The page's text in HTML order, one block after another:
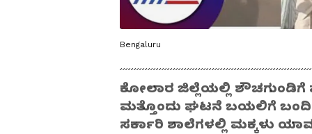
Bengaluru
ಕೋಲಾರ ಜಿಲ್ಲೆಯಲ್ಲಿ ಶೌಚಗುಂಡಿಗೆ
ಮತ್ತೊಂದು ಘಟನೆ ಬಯಲಿಗೆ
ಸರ್ಕಾರಿ ಶಾಲೆಗಳಲ್ಲಿ ಮಕ್ಕಳು